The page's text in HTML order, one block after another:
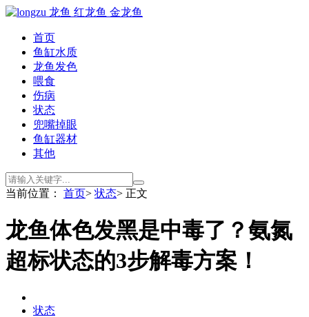
首页
鱼缸水质
龙鱼发色
喂食
伤病
状态
兜嘴掉眼
鱼缸器材
其他
当前位置： 首页> 状态> 正文
龙鱼体色发黑是中毒了？氨氮
超标状态的3步解毒方案！
状态